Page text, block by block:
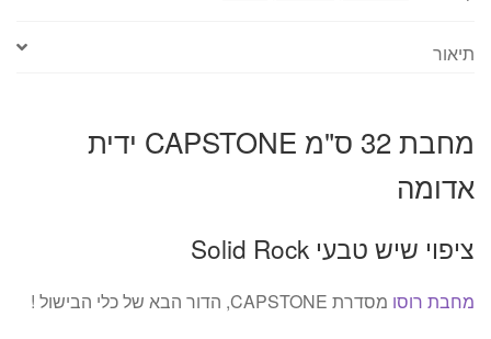
תיאור
מחבת 32 ס"מ CAPSTONE ידית
אדומה
ציפוי שיש טבעי Solid Rock
מחבת רוסו מסדרת CAPSTONE, הדור הבא של כלי הבישול !